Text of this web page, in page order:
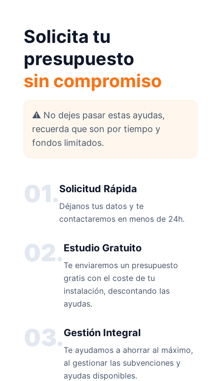
Solicita tu
presupuesto
sin compromiso
⚠️ No dejes pasar estas ayudas,
recuerda que son por tiempo y
fondos limitados.
01.Solicitud Rápida
Déjanos tus datos y te
contactaremos en menos de 24h.
02.Estudio Gratuito
Te enviaremos un presupuesto
gratis con el coste de tu
instalación, descontando las
ayudas.
03.Gestión Integral
Te ayudamos a ahorrar al máximo,
al gestionar las subvenciones y
ayudas disponibles.